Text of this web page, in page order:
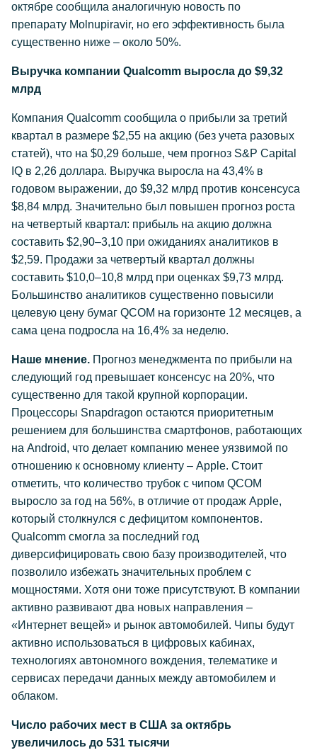
октябре сообщила аналогичную новость по
препарату Molnupiravir, но его эффективность была
существенно ниже – около 50%.
Выручка компании Qualcomm выросла до $9,32
млрд
Компания Qualcomm сообщила о прибыли за третий
квартал в размере $2,55 на акцию (без учета разовых
статей), что на $0,29 больше, чем прогноз S&P Capital
IQ в 2,26 доллара. Выручка выросла на 43,4% в
годовом выражении, до $9,32 млрд против консенсуса
$8,84 млрд. Значительно был повышен прогноз роста
на четвертый квартал: прибыль на акцию должна
составить $2,90–3,10 при ожиданиях аналитиков в
$2,59. Продажи за четвертый квартал должны
составить $10,0–10,8 млрд при оценках $9,73 млрд.
Большинство аналитиков существенно повысили
целевую цену бумаг QCOM на горизонте 12 месяцев, а
сама цена подросла на 16,4% за неделю.
Наше мнение. Прогноз менеджмента по прибыли на
следующий год превышает консенсус на 20%, что
существенно для такой крупной корпорации.
Процессоры Snapdragon остаются приоритетным
решением для большинства смартфонов, работающих
на Android, что делает компанию менее уязвимой по
отношению к основному клиенту – Apple. Стоит
отметить, что количество трубок с чипом QCOM
выросло за год на 56%, в отличие от продаж Apple,
который столкнулся с дефицитом компонентов.
Qualcomm смогла за последний год
диверсифицировать свою базу производителей, что
позволило избежать значительных проблем с
мощностями. Хотя они тоже присутствуют. В компании
активно развивают два новых направления –
«Интернет вещей» и рынок автомобилей. Чипы будут
активно использоваться в цифровых кабинах,
технологиях автономного вождения, телематике и
сервисах передачи данных между автомобилем и
облаком.
Число рабочих мест в США за октябрь
увеличилось до 531 тысячи